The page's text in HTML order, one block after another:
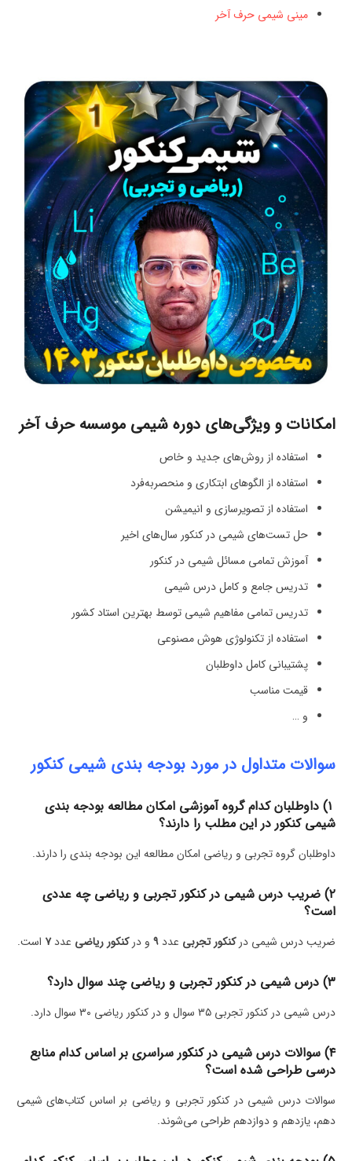
مینی شیمی حرف آخر
امکانات و ویژگی‌های دوره شیمی موسسه حرف آخر
استفاده از روش‌های جدید و خاص
استفاده از الگوهای ابتکاری و منحصربه‌فرد
استفاده از تصویرسازی و انیمیشن
حل تست‌های شیمی در کنکور سال‌های اخیر
آموزش تمامی مسائل شیمی در کنکور
تدریس جامع و کامل درس شیمی
تدریس تمامی مفاهیم شیمی توسط بهترین استاد کشور
استفاده از تکنولوژی هوش مصنوعی
پشتیبانی کامل داوطلبان
قیمت مناسب
و …
سوالات متداول در مورد بودجه بندی شیمی کنکور
۱) داوطلبان کدام گروه آموزشی امکان مطالعه بودجه بندی
شیمی کنکور در این مطلب را دارند؟
داوطلبان گروه تجربی و ریاضی امکان مطالعه این بودجه بندی را دارند.
۲) ضریب درس شیمی در کنکور تجربی و ریاضی چه عددی
است؟
ضریب درس شیمی درکنکور تجربی عدد ۹ و درکنکور ریاضی عدد۷ است.
۳) درس شیمی در کنکور تجربی و ریاضی چند سوال دارد؟
درس شیمی در کنکور تجربی ۳۵ سوال و در کنکور ریاضی ۳۰ سوال دارد.
۴) سوالات درس شیمی در کنکور سراسری بر اساس کدام منابع
درسی طراحی شده است؟
سوالات درس شیمی در کنکور تجربی و ریاضی بر اساس کتاب‌های شیمی
دهم، یازدهم و دوازدهم طراحی می‌شوند.